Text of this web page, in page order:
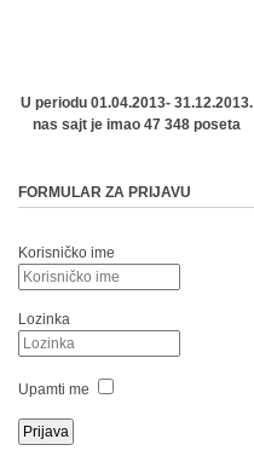
U periodu 01.04.2013- 31.12.2013.
nas sajt je imao 47 348 poseta
FORMULAR ZA PRIJAVU
Korisničko ime
Lozinka
Upamti me